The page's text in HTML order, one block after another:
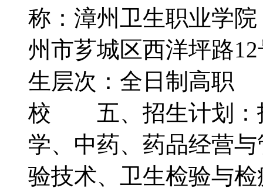
称：漳州卫生职业学
州市芗城区西洋坪路
生层次：全日制高职
校 五、招生计划：
学、中药、药品经营
验技术、卫生检验与